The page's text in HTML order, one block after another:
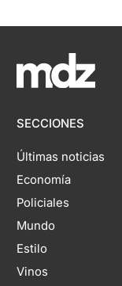
SECCIONES
Últimas noticias
Economía
Policiales
Mundo
Estilo
Vinos